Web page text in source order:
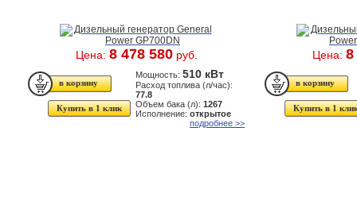
Цена: 8 478 580руб.
Купить в 1 клик
Мощность: 510 кВт
Расход топлива (л/час):
77.8
Объем бака (л): 1267
Исполнение: открытое
подробнее >>
Цена: 8
Купить в 1